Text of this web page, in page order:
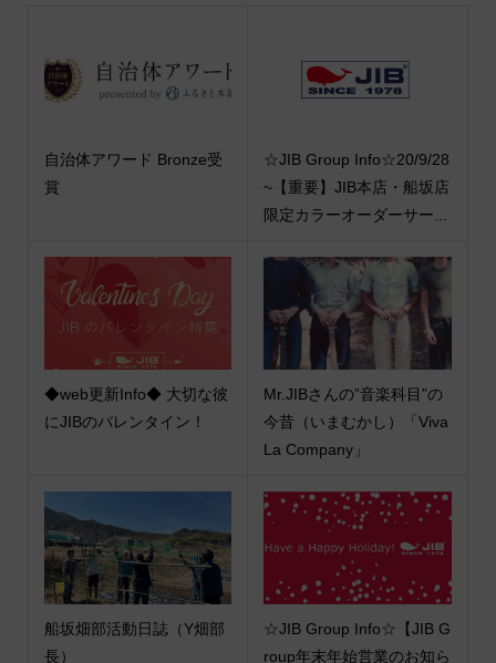
自治体アワード Bronze受
賞
☆JIB Group Info☆20/9/28
~【重要】JIB本店・船坂店
限定カラーオーダーサー...
◆web更新Info◆ 大切な彼
にJIBのバレンタイン！
Mr.JIBさんの”音楽科目”の
今昔（いまむかし）「Viva
La Company」
船坂畑部活動日誌（Y畑部
長）
☆JIB Group Info☆【JIB G
roup年末年始営業のお知ら